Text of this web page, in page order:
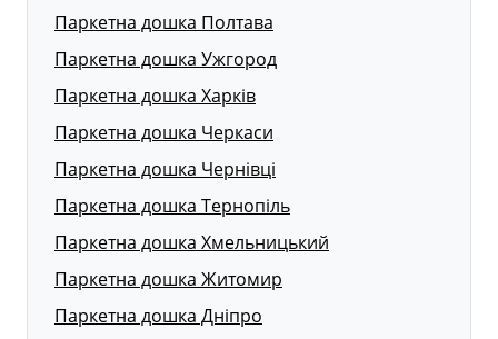
Паркетна дошка Полтава
Паркетна дошка Ужгород
Паркетна дошка Харків
Паркетна дошка Черкаси
Паркетна дошка Чернівці
Паркетна дошка Тернопіль
Паркетна дошка Хмельницький
Паркетна дошка Житомир
Паркетна дошка Дніпро